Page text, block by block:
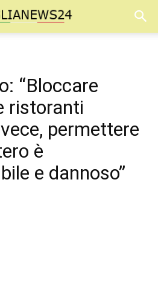
“Bloccare
ristoranti
permettere
è
e dannoso”